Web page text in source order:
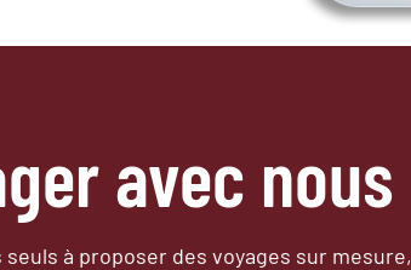
avec nous
à proposer des voyages sur mesure,